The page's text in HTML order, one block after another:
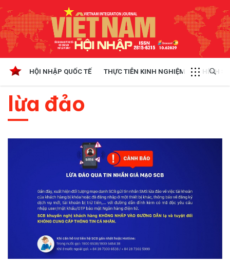
HỘI NHẬP QUỐC TẾ THỰC TIỄN KINH NGHIỆM CHÍNH
lừa đảo